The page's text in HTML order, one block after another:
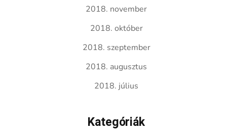
2018. november
2018. október
2018. szeptember
2018. augusztus
2018. július
Kategóriák